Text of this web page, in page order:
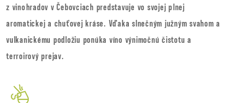
z vinohradov v Čebovciach predstavuje vo svojej plnej
aromatickej a chuťovej kráse. Vďaka slnečným južným svahom a
vulkanickému podložiu ponúka víno výnimočnú čistotu a
terroirový prejav.